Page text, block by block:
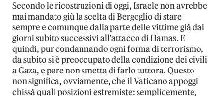
Secondo le ricostruzioni di oggi, Israele non avrebbe
mai mandato giù la scelta di Bergoglio di stare
sempre e comunque dalla parte delle vittime già dai
giorni subito successivi all’attacco di Hamas. E
quindi, pur condannando ogni forma di terrorismo,
da subito si è preoccupato della condizione dei civili
a Gaza, e pare non smetta di farlo tuttora. Questo
non significa, ovviamente, che il Vaticano appoggi
chissà quali posizioni estremiste: semplicemente,